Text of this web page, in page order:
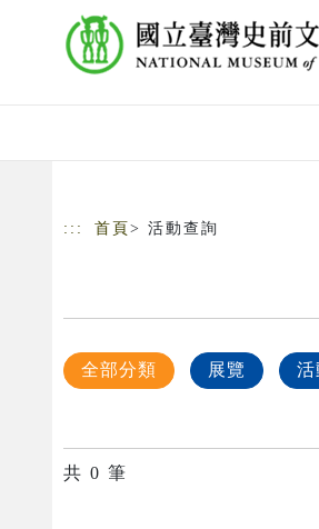
::: 首頁 > 活動查詢
全部分類 展覽 活
共 0 筆